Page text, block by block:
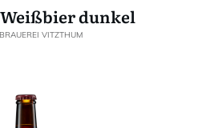
dunkel
VITZTHUM